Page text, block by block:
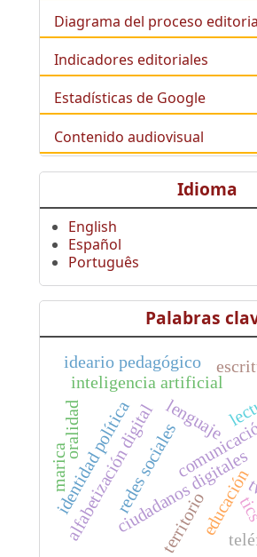
Diagrama del proceso
Indicadores editoriales
Estadísticas de Google
Contenido audiovisual
Idioma
English
Español
Português
Palabras
lenguaje
educación
inteligencia artificial
alfabetización digitalciudadanos digitales
ideario pedagógico
redes sociales
identidad política
oralidad
marica
territorio